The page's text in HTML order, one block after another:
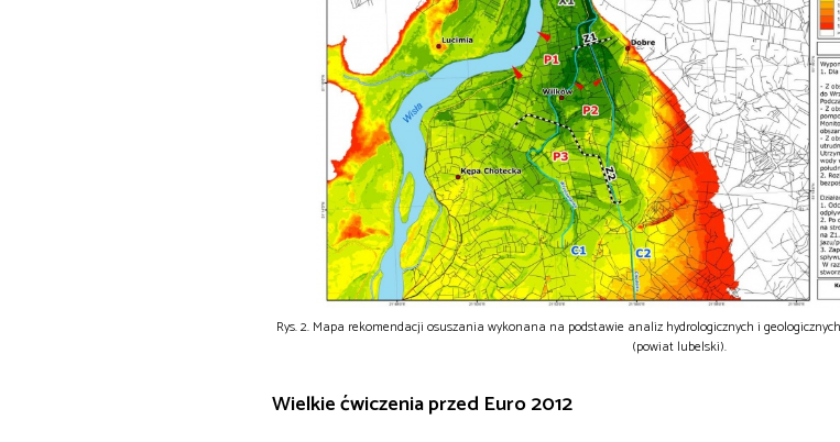
Rys. 2. Mapa rekomendacji osuszania wykonana na podstawie analiz hydrologicznych i
(powiat lubelski).
Wielkie ćwiczenia przed Euro 2012